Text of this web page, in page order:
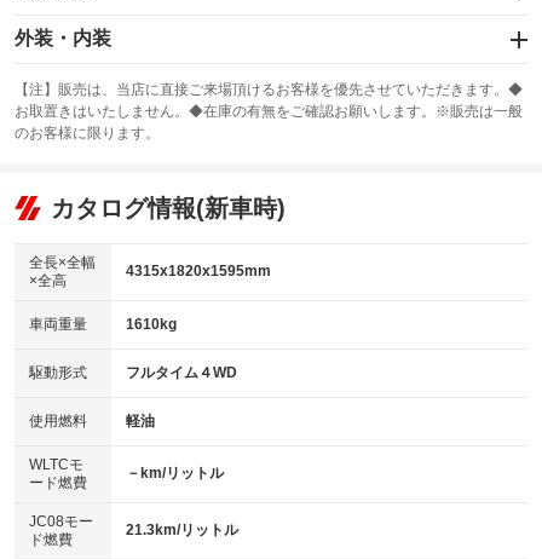
エアバッグ：運転席/助手席/サイド
：装備あり
：装備なし
サンルーフ
：装備なし ABS
リフトアップ
：装備なし
：装備なし
パワーウィンドウ
アイドリングストップ
：装備あり
USB入力端子
：装備あり
100V電源
：装備なし
センターデフロック
：装備なし
電動格納ミラー
：装備あり
外装・内装
カーナビ：HDDナビ
：装備あり
TV
：装備なし
ビジュアル
：装備なし
：装備あり
革シート
キーレス
HID(キセノンライト)
：装備なし
バックカメラ
：装備あり
エアロ
：装備なし
：装備なし
パワーシート
【注】販売は、当店に直接ご来場頂けるお客様を優先させていただきます。◆
お取置きはいたしません。◆在庫の有無をご確認お願いします。※販売は一般
のお客様に限ります。
カタログ情報(新車時)
全長×全幅
×全高
4315x1820x1595mm
車両重量 1610kg
駆動形式 フルタイム４WD
使用燃料 軽油
WLTCモ
ード燃費
－km/リットル
JC08モー
ド燃費
21.3km/リットル